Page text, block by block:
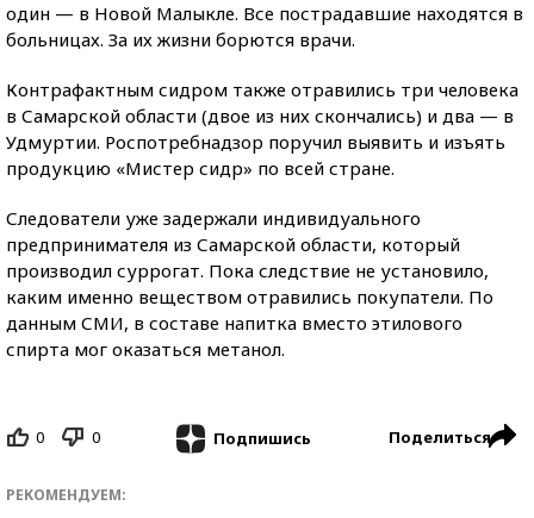
один — в Новой Малыкле. Все пострадавшие находятся в
больницах. За их жизни борются врачи.
Контрафактным сидром также отравились три человека
в Самарской области (двое из них скончались) и два — в
Удмуртии. Роспотребнадзор поручил выявить и изъять
продукцию «Мистер сидр» по всей стране.
Следователи уже задержали индивидуального
предпринимателя из Самарской области, который
производил суррогат. Пока следствие не установило,
каким именно веществом отравились покупатели. По
данным СМИ, в составе напитка вместо этилового
спирта мог оказаться метанол.
0 0 Подпишись Поделиться
РЕКОМЕНДУЕМ: